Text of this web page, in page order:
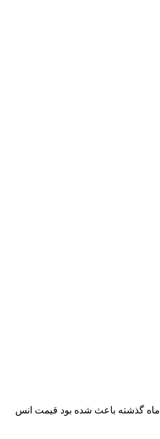
قیمت طلای جهانی به علت تنش جنگ بین حماس و رژیم غاصب صهیونیستی به شدت افزایش یافته است. به گزارش اخبار اصناف، سیاست‌های فدرال رزرو آمریکا در ۳ ماه گذشته باعث شده بود قیمت انس